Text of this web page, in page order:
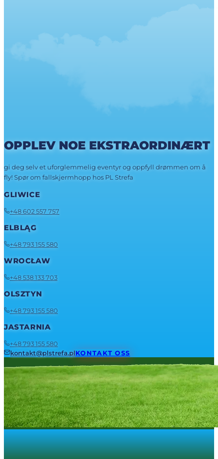
OPPLEV NOE EKSTRAORDINÆRT
gi deg selv et uforglemmelig eventyr og oppfyll drømmen om å
fly! Spør om fallskjermhopp hos PL Strefa
GLIWICE
+48 602 557 757
ELBLĄG
+48 793 155 580
WROCŁAW
+48 538 133 703
OLSZTYN
+48 793 155 580
JASTARNIA
+48 793 155 580
kontakt@plstrefa.plKONTAKT OSS